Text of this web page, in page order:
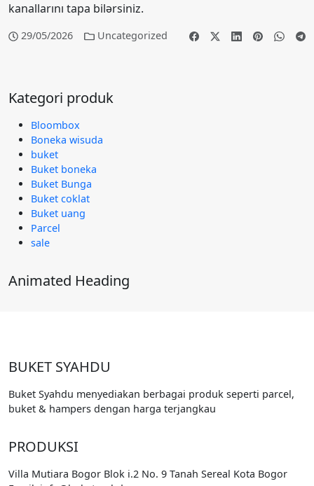
kanallarını tapa bilərsiniz.
29/05/2026 Uncategorized
Kategori produk
Bloombox
Boneka wisuda
buket
Buket boneka
Buket Bunga
Buket coklat
Buket uang
Parcel
sale
Animated Heading
BUKET SYAHDU
Buket Syahdu menyediakan berbagai produk seperti parcel,
buket & hampers dengan harga terjangkau
PRODUKSI
Villa Mutiara Bogor Blok i.2 No. 9 Tanah Sereal Kota Bogor